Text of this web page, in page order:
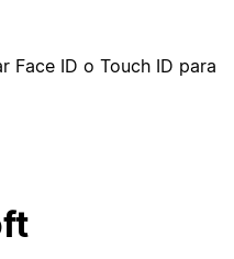
Face ID o Touch ID para